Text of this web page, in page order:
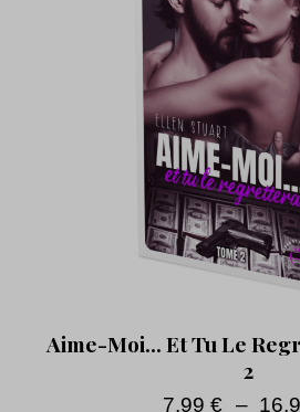
Aime-Moi… Et Tu Le
2
7,99 € –